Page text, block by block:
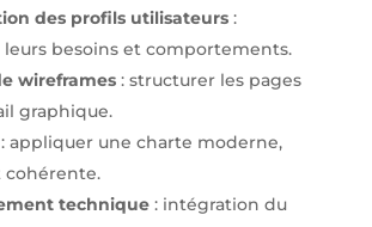
des profils utilisateurs:
besoins et comportements.
wireframes: structurer les pages
graphique.
: appliquer une charte moderne,
cohérente.
technique: intégration du